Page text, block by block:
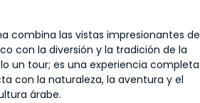
combina las vistas impresionantes de
con la diversión y la tradición de la
un tour; es una experiencia completa
con la naturaleza, la aventura y el
árabe.